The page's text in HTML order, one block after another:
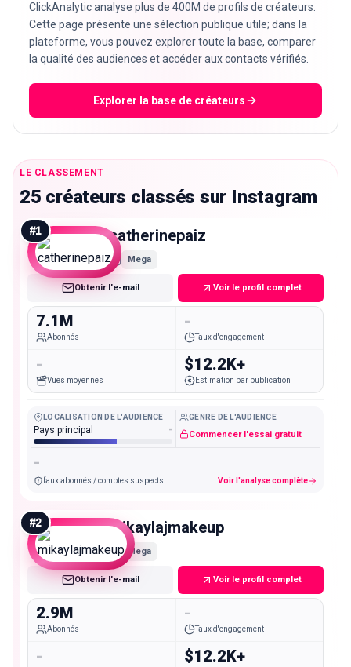
ClickAnalytic analyse plus de 400M de profils de créateurs.
Cette page présente une sélection publique utile; dans la
plateforme, vous pouvez explorer toute la base, comparer
la qualité des audiences et accéder aux contacts vérifiés.
Explorer la base de créateurs
LE CLASSEMENT
25 créateurs classés sur Instagram
#1 catherinepaiz
Mega
Obtenir l'e-mail Voir le profil complet
7.1M
Abonnés
-
Taux d'engagement
-
Vues moyennes
$12.2K+
Estimation par publication
LOCALISATION DE L'AUDIENCE
Pays principal -
GENRE DE L'AUDIENCE
Commencer l'essai gratuit
-
faux abonnés / comptes suspects Voir l'analyse complète
#2 mikaylajmakeup
Mega
Obtenir l'e-mail Voir le profil complet
2.9M
Abonnés
-
Taux d'engagement
- $12.2K+